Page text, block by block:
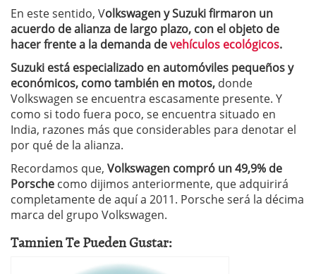
En este sentido, Volkswagen y Suzuki firmaron un
acuerdo de alianza de largo plazo, con el objeto de
hacer frente a la demanda devehículos ecológicos.
Suzuki está especializado en automóviles pequeños y
económicos, como también en motos, donde
Volkswagen se encuentra escasamente presente. Y
como si todo fuera poco, se encuentra situado en
India, razones más que considerables para denotar el
por qué de la alianza.
Recordamos que, Volkswagen compró un 49,9% de
Porsche como dijimos anteriormente, que adquirirá
completamente de aquí a 2011. Porsche será la décima
marca del grupo Volkswagen.
Tamnien Te Pueden Gustar: